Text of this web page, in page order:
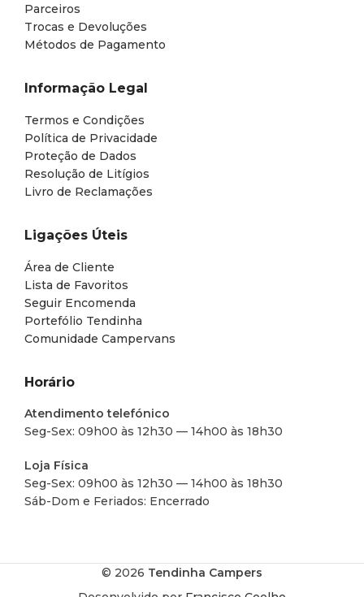
Parceiros
Trocas e Devoluções
Métodos de Pagamento
Informação Legal
Termos e Condições
Política de Privacidade
Proteção de Dados
Resolução de Litígios
Livro de Reclamações
Ligações Úteis
Área de Cliente
Lista de Favoritos
Seguir Encomenda
Portefólio Tendinha
Comunidade Campervans
Horário
Atendimento telefónico
Seg-Sex: 09h00 às 12h30 — 14h00 às 18h30
Loja Física
Seg-Sex: 09h00 às 12h30 — 14h00 às 18h30
Sáb-Dom e Feriados: Encerrado
© 2026 Tendinha Campers